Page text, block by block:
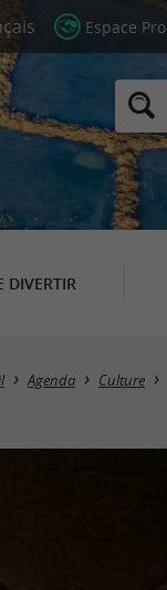
Espace Pro
DIVERTIR
Agenda Culture